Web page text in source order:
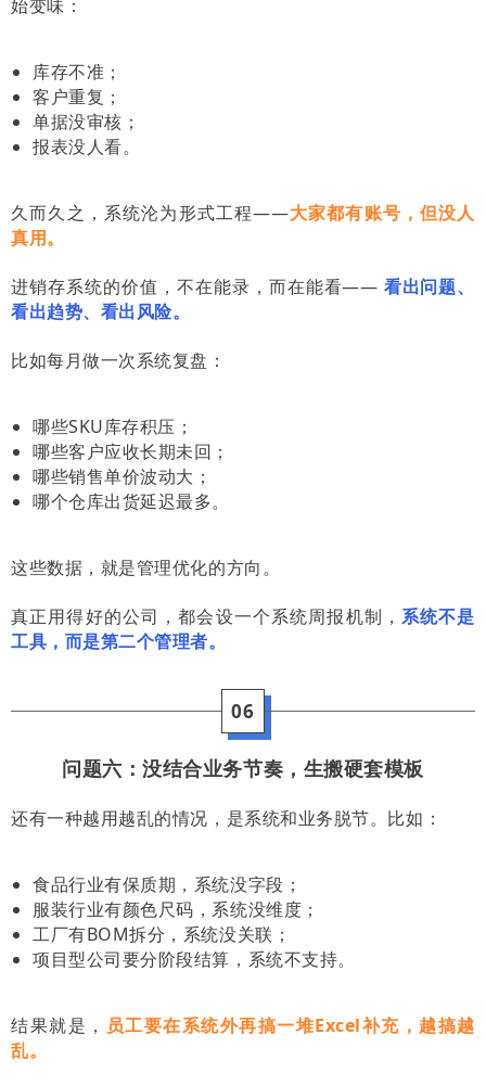
始变味：
库存不准；
客户重复；
单据没审核；
报表没人看。
久而久之，系统沦为形式工程——大家都有账号，但没人
真用。
进销存系统的价值，不在能录，而在能看—— 看出问题、
看出趋势、看出风险。
比如每月做一次系统复盘：
哪些SKU库存积压；
哪些客户应收长期未回；
哪些销售单价波动大；
哪个仓库出货延迟最多。
这些数据，就是管理优化的方向。
真正用得好的公司，都会设一个系统周报机制，系统不是
工具，而是第二个管理者。
06
问题六：没结合业务节奏，生搬硬套模板
还有一种越用越乱的情况，是系统和业务脱节。比如：
食品行业有保质期，系统没字段；
服装行业有颜色尺码，系统没维度；
工厂有BOM拆分，系统没关联；
项目型公司要分阶段结算，系统不支持。
结果就是， 员工要在系统外再搞一堆Excel补充，越搞越
乱。